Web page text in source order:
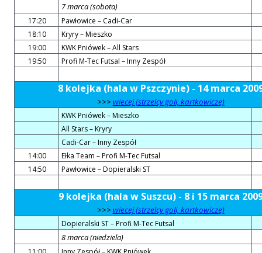
7 marca (sobota)
17:20
Pawłowice – Cadi-Car
18:10
Kryry – Mieszko
19:00
KWK Pniówek – All Stars
19:50
Profi M-Tec Futsal – Inny Zespół
8 kolejka (hala w Pszczynie) - 14 marca
>>>wiecej (strzelcy goli, kartkowicze)
KWK Pniówek – Mieszko
All Stars – Kryry
Cadi-Car – Inny Zespół
14:00
Ełka Team – Profi M-Tec Futsal
14:50
Pawłowice – Dopieralski ST
9 kolejka (hala w Suszcu) - 8 i 15 marca
>>>wiecej (strzelcy goli, kartkowicze)
Dopieralski ST – Profi M-Tec Futsal
8 marca (niedziela)